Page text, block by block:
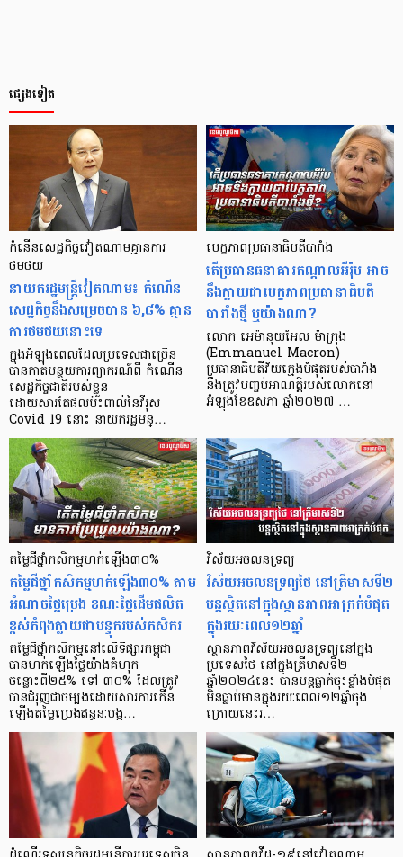
ផ្សេងទៀត
កំនើនសេដ្ឋកិច្ចវៀតណាមគ្មានការ
ថមថយ
នាយករដ្ឋមន្ត្រីវៀតណាម៖ កំណើន
សេដ្ឋកិច្ចនឹងសម្រេចបាន ៦,៨% គ្មាន
ការថមថយនោះទេ
ក្នុងអំឡុងពេលដែលប្រទេសជាច្រើន
បានកាត់បន្ថយការព្យាករណ៍ពី កំណើន
សេដ្ឋកិច្ចជាតិរបស់ខ្លួន
ដោយសារតែផលប៉ះពាល់នៃវីរុស
Covid 19 នោះ នាយករដ្ឋមន្…
បេក្ខភាពប្រធានាធិបតីបារាំង
តើប្រធានធនាគារកណ្តាលអឺរ៉ុប អាច
នឹងក្លាយជាបេក្ខភាពប្រធានាធិបតី
បារាំងថ្មី ឬយ៉ាងណា?
លោក អេម៉ានុយអែល ម៉ាក្រុង
(Emmanuel Macron)
ប្រធានាធិបតីវ័យក្មេងបំផុតរបស់បារាំង
នឹងត្រូវបញ្ចប់អាណត្តិរបស់លោកនៅ
អំឡុងខែឧសភា ឆ្នាំ២០២៧ …
តម្លៃជីថ្នាំកសិកម្មហក់ឡើង៣០%
តម្លៃជីថ្នាំកសិកម្មហក់ឡើង៣០% តាម
អំណាចថ្លៃប្រេង ខណៈថ្លៃដើមផលិត
ខ្ពស់កំពុងក្លាយជាបន្ទុករបស់កសិករ
តម្លៃជីថ្នាំកសិកម្មនៅលើទីផ្សារកម្ពុជា
បានហក់ឡើងថ្លៃយ៉ាងគំហុក
ចន្លោះពី២៥% ទៅ ៣០% ដែលត្រូវ
បានជំរុញជាចម្បងដោយសារការកើន
ឡើងតម្លៃប្រេងឥន្ធនៈបង្ក…
វិស័យអចលនទ្រព្យ
វិស័យអចលនទ្រព្យថៃ នៅត្រីមាសទី២
បន្តស្ថិតនៅក្នុងស្ថានភាពអាក្រក់បំផុត
ក្នុងរយៈពេល១២ឆ្នាំ
ស្ថានភាពវិស័យអចលនទ្រព្យនៅក្នុង
ប្រទេសថៃ នៅក្នុងត្រីមាសទី២
ឆ្នាំ២០២៤នេះ បានបន្តធ្លាក់ចុះខ្លាំងបំផុត
មិនធ្លាប់មានក្នុងរយៈពេល១២ឆ្នាំចុង
ក្រោយនេះរ…